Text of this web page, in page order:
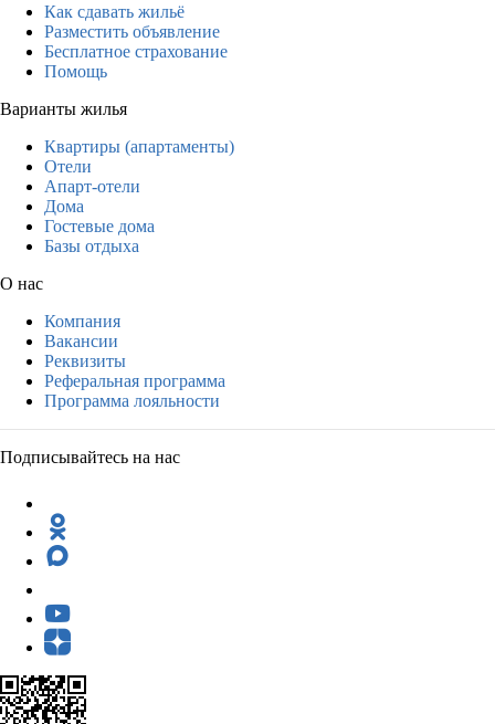
Как сдавать жильё
Разместить объявление
Бесплатное страхование
Помощь
Варианты жилья
Квартиры (апартаменты)
Отели
Апарт-отели
Дома
Гостевые дома
Базы отдыха
О нас
Компания
Вакансии
Реквизиты
Реферальная программа
Программа лояльности
Подписывайтесь на нас